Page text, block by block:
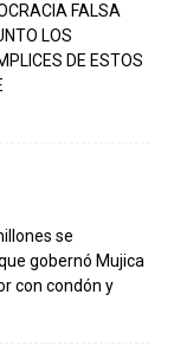
FALSA
LOS
DE ESTOS
se
gobernó Mujica
con condón y